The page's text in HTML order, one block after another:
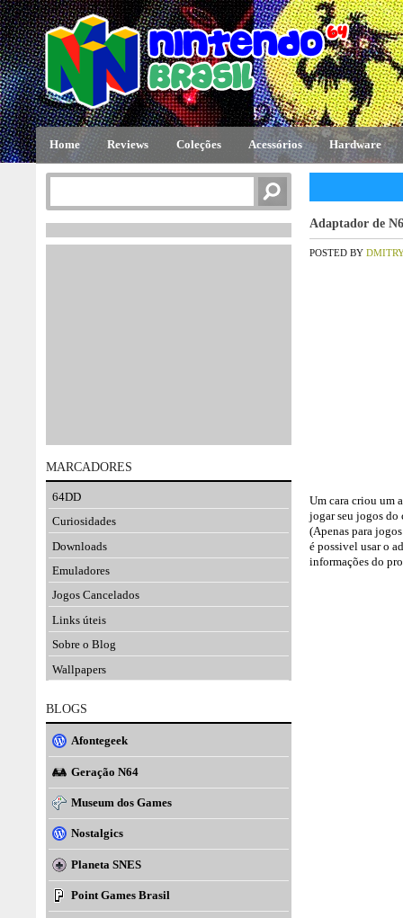
Home Reviews Coleções Acessórios Hardware
Adaptador de
POSTED BY
Um cara criou um
jogar seu jogos do
(Apenas para
é possivel usar o
informações do
MARCADORES
64DD
Curiosidades
Downloads
Emuladores
Jogos Cancelados
Links úteis
Sobre o Blog
Wallpapers
BLOGS
Afontegeek
Geração N64
Museum dos Games
Nostalgics
Planeta SNES
Point Games Brasil